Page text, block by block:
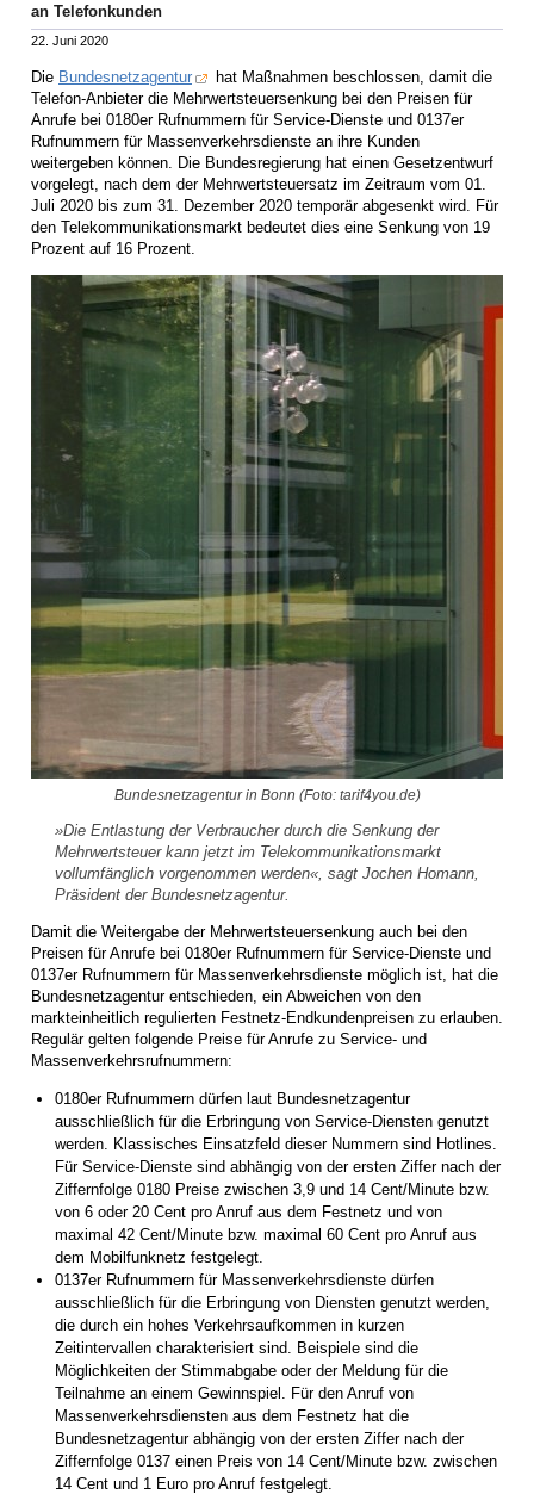
an Telefonkunden
22. Juni 2020
Die Bundesnetzagentur
hat Maßnahmen beschlossen, damit die
Telefon-Anbieter die Mehrwertsteuersenkung bei den Preisen für
Anrufe bei 0180er Rufnummern für Service-Dienste und 0137er
Rufnummern für Massenverkehrsdienste an ihre Kunden
weitergeben können. Die Bundesregierung hat einen Gesetzentwurf
vorgelegt, nach dem der Mehrwertsteuersatz im Zeitraum vom 01.
Juli 2020 bis zum 31. Dezember 2020 temporär abgesenkt wird. Für
den Telekommunikationsmarkt bedeutet dies eine Senkung von 19
Prozent auf 16 Prozent.
Bundesnetzagentur in Bonn (Foto: tarif4you.de)
»Die Entlastung der Verbraucher durch die Senkung der
Mehrwertsteuer kann jetzt im Telekommunikationsmarkt
vollumfänglich vorgenommen werden«, sagt Jochen Homann,
Präsident der Bundesnetzagentur.
Damit die Weitergabe der Mehrwertsteuersenkung auch bei den
Preisen für Anrufe bei 0180er Rufnummern für Service-Dienste und
0137er Rufnummern für Massenverkehrsdienste möglich ist, hat die
Bundesnetzagentur entschieden, ein Abweichen von den
markteinheitlich regulierten Festnetz-Endkundenpreisen zu erlauben.
Regulär gelten folgende Preise für Anrufe zu Service- und
Massenverkehrsrufnummern:
0180er Rufnummern dürfen laut Bundesnetzagentur
ausschließlich für die Erbringung von Service-Diensten genutzt
werden. Klassisches Einsatzfeld dieser Nummern sind Hotlines.
Für Service-Dienste sind abhängig von der ersten Ziffer nach der
Ziffernfolge 0180 Preise zwischen 3,9 und 14 Cent/Minute bzw.
von 6 oder 20 Cent pro Anruf aus dem Festnetz und von
maximal 42 Cent/Minute bzw. maximal 60 Cent pro Anruf aus
dem Mobilfunknetz festgelegt.
0137er Rufnummern für Massenverkehrsdienste dürfen
ausschließlich für die Erbringung von Diensten genutzt werden,
die durch ein hohes Verkehrsaufkommen in kurzen
Zeitintervallen charakterisiert sind. Beispiele sind die
Möglichkeiten der Stimmabgabe oder der Meldung für die
Teilnahme an einem Gewinnspiel. Für den Anruf von
Massenverkehrsdiensten aus dem Festnetz hat die
Bundesnetzagentur abhängig von der ersten Ziffer nach der
Ziffernfolge 0137 einen Preis von 14 Cent/Minute bzw. zwischen
14 Cent und 1 Euro pro Anruf festgelegt.